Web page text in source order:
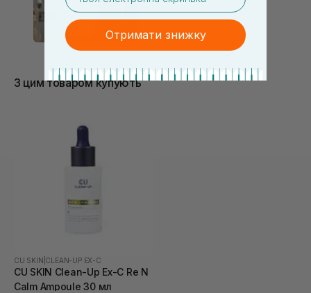
З цим товаром купують
CU SKIN CLEAN-UP EX-C
CU SKIN Clean-Up Ex-C Re N
Calm Ampoule 30 мл
Отримати знижку